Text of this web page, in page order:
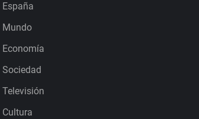
España
Mundo
Economía
Sociedad
Televisión
Cultura